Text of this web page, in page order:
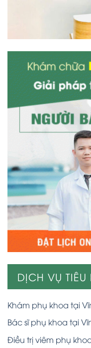
DỊCH VỤ TIÊU
Khám phụ khoa tại
Bác sĩ phụ khoa tại
Điều trị viêm phụ